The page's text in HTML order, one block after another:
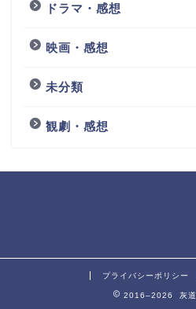
ドラマ・感想
映画・感想
未分類
観劇・感想
プライバシーポリシー
2016–2026 灰道